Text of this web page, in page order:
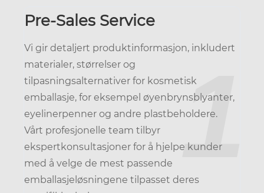
Pre-Sales Service
Vi gir detaljert produktinformasjon, inkludert
materialer, størrelser og
tilpasningsalternativer for kosmetisk
emballasje, for eksempel øyenbrynsblyanter,
eyelinerpenner og andre plastbeholdere.
Vårt profesjonelle team tilbyr
ekspertkonsultasjoner for å hjelpe kunder
med å velge de mest passende
emballasjeløsningene tilpasset deres1